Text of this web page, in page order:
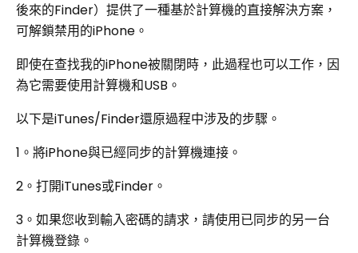
後來的Finder）提供了一種基於計算機的直接解決方案，
可解鎖禁用的iPhone。
即使在查找我的iPhone被關閉時，此過程也可以工作，因
為它需要使用計算機和USB。
以下是iTunes/Finder還原過程中涉及的步驟。
1。將iPhone與已經同步的計算機連接。
2。打開iTunes或Finder。
3。如果您收到輸入密碼的請求，請使用已同步的另一台
計算機登錄。